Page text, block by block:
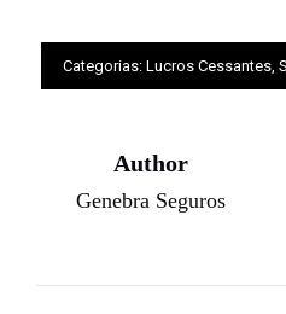
Categorias: Lucros Cessantes,
Author
Genebra Seguros